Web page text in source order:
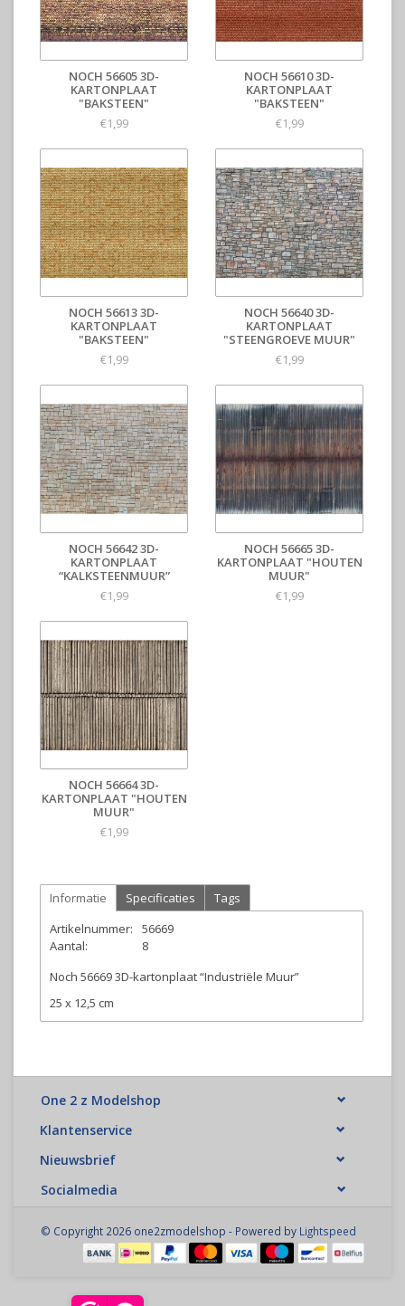
NOCH 56605 3D-
KARTONPLAAT
"BAKSTEEN"
€1,99
NOCH 56610 3D-
KARTONPLAAT
"BAKSTEEN"
€1,99
NOCH 56613 3D-
KARTONPLAAT
"BAKSTEEN"
€1,99
NOCH 56640 3D-
KARTONPLAAT
"STEENGROEVE MUUR"
€1,99
NOCH 56642 3D-
KARTONPLAAT
“KALKSTEENMUUR”
€1,99
NOCH 56665 3D-
KARTONPLAAT "HOUTEN
MUUR"
€1,99
NOCH 56664 3D-
KARTONPLAAT "HOUTEN
MUUR"
€1,99
Informatie Specificaties
Tags
Artikelnummer:
56669
Aantal:
8
Noch 56669 3D-kartonplaat “Industriële Muur”
25 x 12,5 cm
One 2 z Modelshop
Klantenservice
Nieuwsbrief
Socialmedia
© Copyright 2026 one2zmodelshop - Powered by Lightspeed